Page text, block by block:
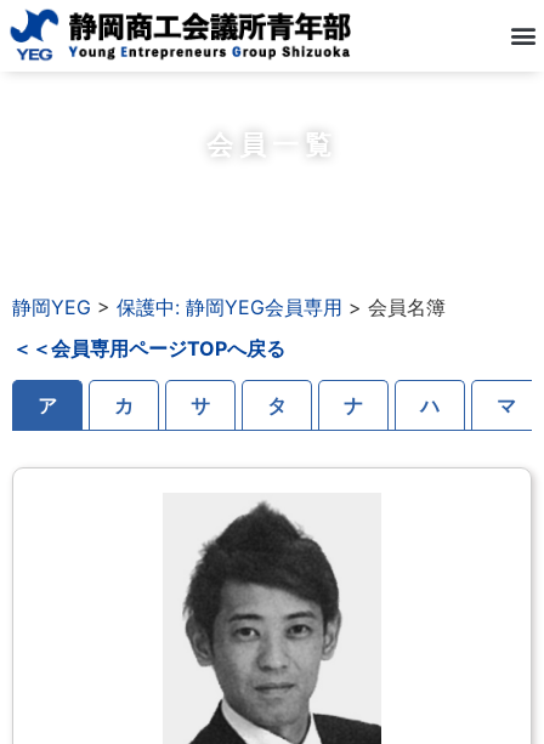
会員一覧
静岡YEG > 保護中: 静岡YEG会員専用 > 会員名簿
＜＜会員専用ページTOPへ戻る
ア カ サ タ ナ ハ マ